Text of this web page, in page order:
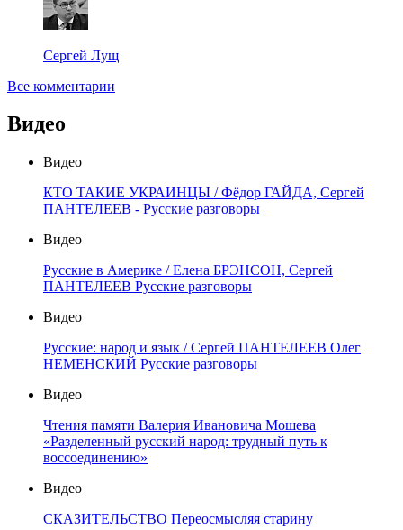
Сергей Лущ
Все комментарии
Видео
Видео
КТО ТАКИЕ УКРАИНЦЫ / Фёдор ГАЙДА, Сергей
ПАНТЕЛЕЕВ - Русские разговоры
Видео
Русские в Америке / Елена БРЭНСОН, Сергей
ПАНТЕЛЕЕВ Русские разговоры
Видео
Русские: народ и язык / Сергей ПАНТЕЛЕЕВ Олег
НЕМЕНСКИЙ Русские разговоры
Видео
Чтения памяти Валерия Ивановича Мошева
«Разделенный русский народ: трудный путь к
воссоединению»
Видео
СКАЗИТЕЛЬСТВО Переосмысляя старину